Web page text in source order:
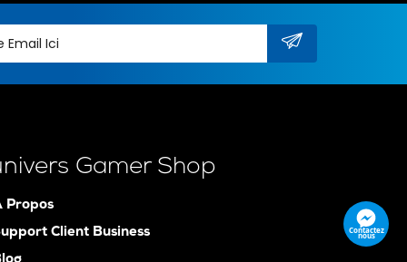
Gamer Shop
Propos
Client Business
Contactez
nous